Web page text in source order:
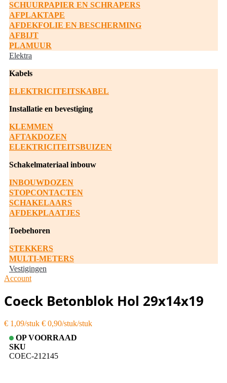
SCHUURPAPIER EN SCHRAPERS
AFPLAKTAPE
AFDEKFOLIE EN BESCHERMING
AFBIJT
PLAMUUR
Elektra
Kabels
ELEKTRICITEITSKABEL
Installatie en bevestiging
KLEMMEN
AFTAKDOZEN
ELEKTRICITEITSBUIZEN
Schakelmateriaal inbouw
INBOUWDOZEN
STOPCONTACTEN
SCHAKELAARS
AFDEKPLAATJES
Toebehoren
STEKKERS
MULTI-METERS
Vestigingen
Account
Coeck Betonblok Hol 29x14x19
€ 1,09
€ 0,90/stuk
OP VOORRAAD
SKU
COEC-212145